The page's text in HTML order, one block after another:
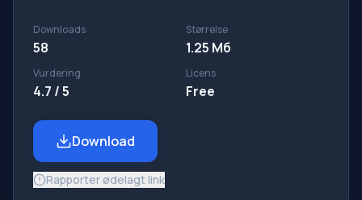
Downloads
58
Størrelse
1.25 Мб
Vurdering
4.7 / 5
Licens
Free
Download
Rapporter ødelagt link